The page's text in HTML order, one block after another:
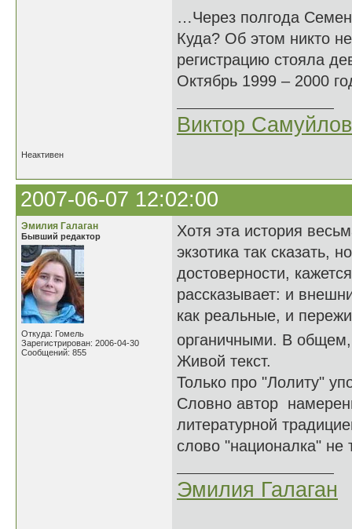
…Через полгода
Куда? Об этом никто
регистрацию стояла
Октябрь 1999 – 2000
Виктор Самуйлов
Неактивен
2007-06-07 12:02:00
Эмилия Галаган
Бывший редактор
Откуда: Гомель
Зарегистрирован: 2006-04-30
Сообщений: 855
Хотя эта история
экзотика так сказать,
достоверности,
рассказывает: и
как реальные, и
органичными. В
Живой текст.
Только про "Лолиту"
Словно автор
литературной
слово "националка" не
Эмилия Галаган